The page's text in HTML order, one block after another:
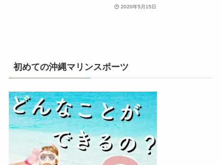
2020年5月15日
初めての沖縄マリンスポーツ